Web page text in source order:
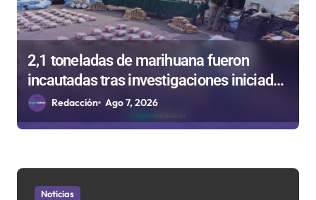
r
d
s
2,1 toneladas de marihuana fueron
incautadas tras investigaciones iniciadas
en Antofagasta
Redacción Ago 7, 2026
Noticias